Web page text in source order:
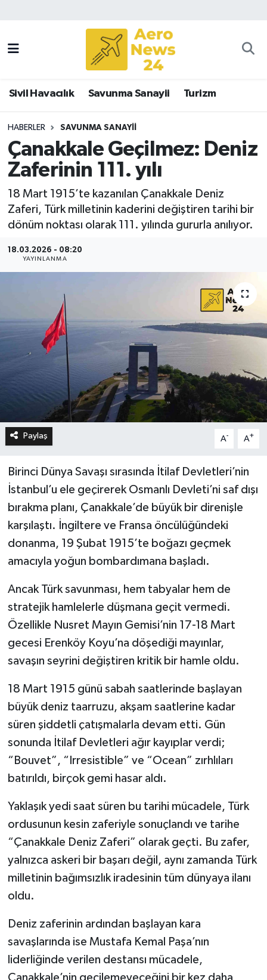
Sivil Havacılık Savunma Sanayii Turizm
HABERLER SAVUNMA SANAYII
Çanakkale Geçilmez: Deniz
Zaferinin 111. yılı
18 Mart 1915’te kazanılan Çanakkale Deniz
Zaferi, Türk milletinin kaderini değiştiren tarihi bir
dönüm noktası olarak 111. yılında gururla anılıyor.
18.03.2026 - 08:20
YAYINLANMA
Paylaş A- A+
Birinci Dünya Savaşı sırasında İtilaf Devletleri’nin
İstanbul’u ele geçirerek Osmanlı Devleti’ni saf dışı
bırakma planı, Çanakkale’de büyük bir direnişle
karşılaştı. İngiltere ve Fransa öncülüğündeki
donanma, 19 Şubat 1915’te boğazı geçmek
amacıyla yoğun bombardımana başladı.
Ancak Türk savunması, hem tabyalar hem de
stratejik hamlelerle düşmana geçit vermedi.
Özellikle Nusret Mayın Gemisi’nin 17-18 Mart
gecesi Erenköy Koyu’na döşediği mayınlar,
savaşın seyrini değiştiren kritik bir hamle oldu.
18 Mart 1915 günü sabah saatlerinde başlayan
büyük deniz taarruzu, akşam saatlerine kadar
süren şiddetli çatışmalarla devam etti. Gün
sonunda İtilaf Devletleri ağır kayıplar verdi;
“Bouvet”, “Irresistible” ve “Ocean” zırhlıları
batırıldı, birçok gemi hasar aldı.
Yaklaşık yedi saat süren bu tarihi mücadele, Türk
ordusunun kesin zaferiyle sonuçlandı ve tarihe
“Çanakkale Deniz Zaferi” olarak geçti. Bu zafer,
yalnızca askeri bir başarı değil, aynı zamanda Türk
milletinin bağımsızlık iradesinin tüm dünyaya ilanı
oldu.
Deniz zaferinin ardından başlayan kara
savaşlarında ise Mustafa Kemal Paşa’nın
liderliğinde verilen destansı mücadele,